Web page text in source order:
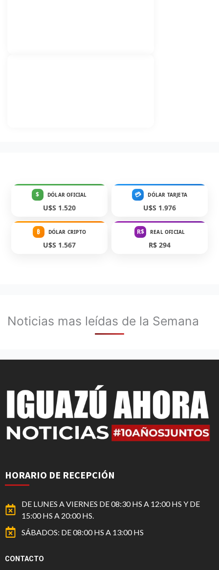
$ DÓLAR OFICIAL
U$S 1.520
💳 DÓLAR TARJETA
U$S 1.976
₿ DÓLAR CRIPTO
U$S 1.567
R$ REAL OFICIAL
R$ 294
Noticias mas leídas de la Semana
HORARIO DE RECEPCIÓN
DE LUNES A VIERNES DE 08:30 HS A 12:00 HS Y DE
15:00 HS A 20:00 HS.
SÁBADOS: DE 08:00 HS A 13:00 HS
CONTACTO